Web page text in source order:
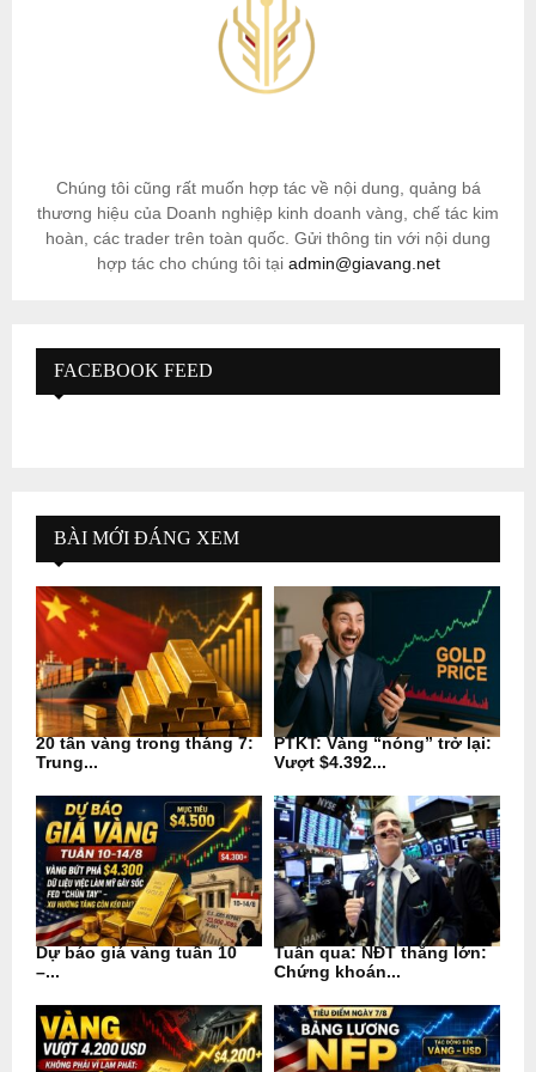
Chúng tôi cũng rất muốn hợp tác về nội dung, quảng bá
thương hiệu của Doanh nghiệp kinh doanh vàng, chế tác kim
hoàn, các trader trên toàn quốc. Gửi thông tin với nội dung
hợp tác cho chúng tôi tại admin@giavang.net
FACEBOOK FEED
BÀI MỚI ĐÁNG XEM
20 tấn vàng trong tháng 7:
Trung...
PTKT: Vàng “nóng” trở lại:
Vượt $4.392...
Dự báo giá vàng tuần 10
–...
Tuần qua: NĐT thắng lớn:
Chứng khoán...